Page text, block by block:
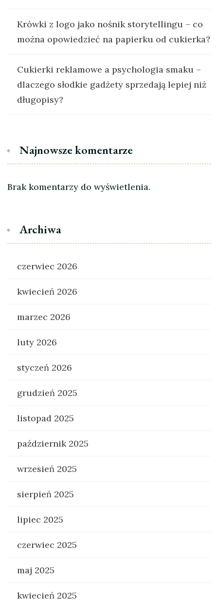
Krówki z logo jako nośnik storytellingu – co
można opowiedzieć na papierku od cukierka?
Cukierki reklamowe a psychologia smaku –
dlaczego słodkie gadżety sprzedają lepiej niż
długopisy?
Najnowsze komentarze
Brak komentarzy do wyświetlenia.
Archiwa
czerwiec 2026
kwiecień 2026
marzec 2026
luty 2026
styczeń 2026
grudzień 2025
listopad 2025
październik 2025
wrzesień 2025
sierpień 2025
lipiec 2025
czerwiec 2025
maj 2025
kwiecień 2025